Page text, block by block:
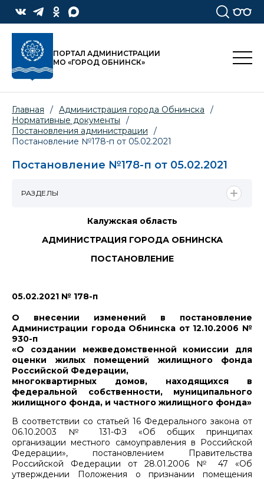
ПОРТАЛ АДМИНИСТРАЦИИ
МО «ГОРОД ОБНИНСК»
Главная / Администрация города Обнинска
/
Нормативные документы
/
Постановления администрации
/
Постановление №178-п от 05.02.2021
Постановление №178-п от 05.02.2021
Калужская область
АДМИНИСТРАЦИЯ ГОРОДА ОБНИНСКА
ПОСТАНОВЛЕНИЕ
05.02.2021 № 178-п
О внесении изменений в постановление
Администрации города Обнинска от 12.10.2006 №
930-п
«О создании межведомственной комиссии для
оценки жилых помещений жилищного фонда
Российской Федерации,
многоквартирных домов, находящихся в
федеральной собственности, муниципального
жилищного фонда, и частного жилищного фонда»
В соответствии со статьей 16 Федерального закона от
06.10.2003 № 131-ФЗ «Об общих принципах
организации местного самоуправления в Российской
Федерации», постановлением Правительства
Российской Федерации от 28.01.2006 № 47 «Об
утверждении Положения о признании помещения
РАЗДЕЛЫ